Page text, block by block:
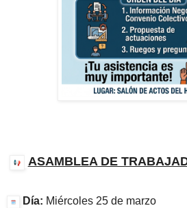
ASAMBLEA DE
Día: Miércoles 25 de marzo